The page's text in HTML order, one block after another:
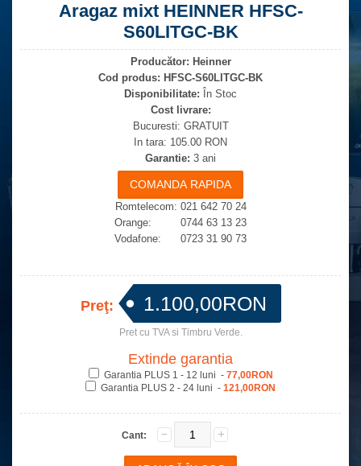
Aragaz mixt HEINNER HFSC-
S60LITGC-BK
Producător: Heinner
Cod produs: HFSC-S60LITGC-BK
Disponibilitate: În Stoc
Cost livrare:
Bucuresti: GRATUIT
In tara: 105.00 RON
Garantie: 3 ani
Romtelecom: 021 642 70 24
Orange: 0744 63 13 23
Vodafone: 0723 31 90 73
Preţ: 1.100,00RON
Pret cu TVA si Timbru Verde.
Extinde garantia
Garantia PLUS 1 - 12 luni - 77,00RON
Garantia PLUS 2 - 24 luni - 121,00RON
Cant: